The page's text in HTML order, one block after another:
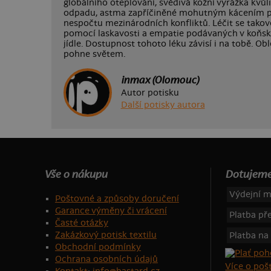
globálního oteplování, svědivá kožní vyrážka
odpadu, astma zapříčiněné mohutným kácením
nespočtu mezinárodních konfliktů. Léčit se
pomocí laskavosti a empatie podávaných v
jídle. Dostupnost tohoto léku závisí i na tobě.
pohne světem.
inmax (Olomouc)
Autor potisku
Další potisky autora
Vše o nákupu
Poštovné a způsoby doručení
Garance výměny či vrácení
Časté otázky
Zakázkový potisk textilu
Obchodní podmínky
Ochrana osobních údajů
Výdejní
Platba
Platba
Více o